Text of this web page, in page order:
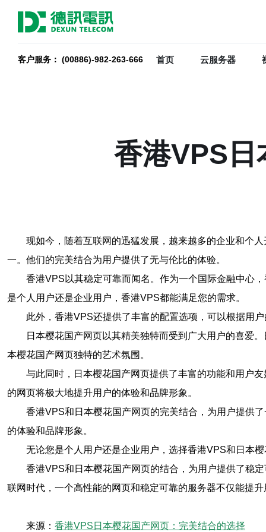
客户服务： (00886)-982-263-666 首页 云服务器
香港VPS日
现如今，随着互联网的迅猛发展，越来越多的企业和个
一。他们的完美结合为用户提供了无与伦比的体验。
香港VPS以其稳定可靠而闻名。作为一个国际金融中心
是个人用户还是企业用户，香港VPS都能满足您的需求。
此外，香港VPS还提供了丰富的配置选项，可以根据用
日本樱花国产网页以其精美独特而受到广大用户的喜爱
本樱花国产网页独特的艺术氛围。
与此同时，日本樱花国产网页提供了丰富的功能和用户
的网页将极大地提升用户的体验和品牌形象。
香港VPS和日本樱花国产网页的完美结合，为用户提供
的体验和品牌形象。
无论您是个人用户还是企业用户，选择香港VPS和日本
香港VPS和日本樱花国产网页的结合，为用户提供了稳
联网时代，一个高性能的网页和稳定可靠的服务器不仅能提
来源： 香港VPS日本樱花国产网页：完美结合的选择